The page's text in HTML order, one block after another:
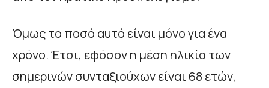
Όμως το ποσό αυτό είναι μόνο για ένα
χρόνο. Έτσι, εφόσον η μέση ηλικία των
σημερινών συνταξιούχων είναι 68 ετών,